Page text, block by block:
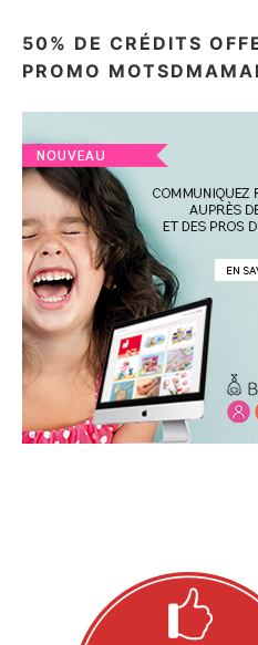
50% DE CRÉDITS
PROMO